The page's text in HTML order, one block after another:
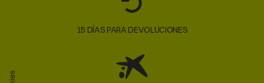
15 DÍAS PARA DEVOLUCIONES